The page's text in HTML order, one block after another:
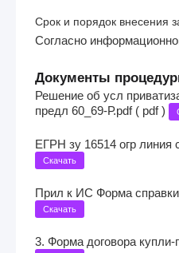
Срок и порядок внесения
Согласно
Документы
Решение об усл
предл 60_69-Р.pdf ( pdf )
ЕГРН зу 16514 огр линия
Скачать
Прил к ИС Форма
Скачать
3. Форма договора